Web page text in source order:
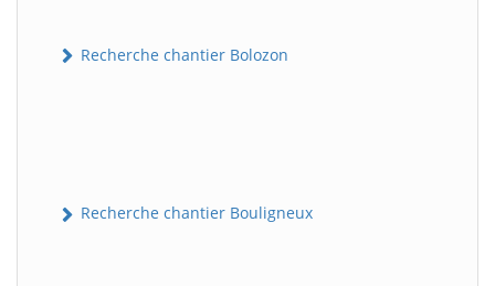
Recherche chantier Bolozon
Recherche chantier Bouligneux